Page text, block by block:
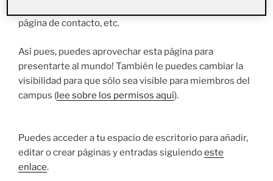
página de contacto, etc.
Así pues, puedes aprovechar esta página para
presentarte al mundo! También le puedes cambiar la
visibilidad para que sólo sea visible para miembros del
campus (lee sobre los permisos aquí).
Puedes acceder a tu espacio de escritorio para añadir,
editar o crear páginas y entradas siguiendoeste
enlace.